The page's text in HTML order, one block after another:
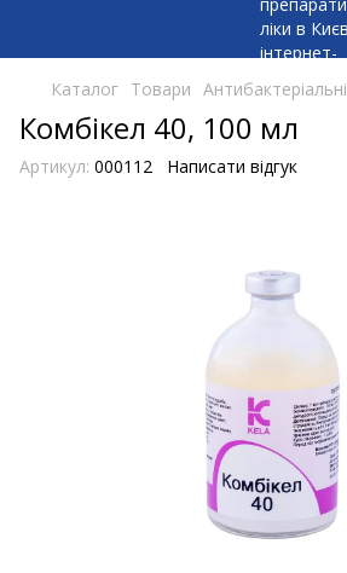
Каталог Товари Антибактеріальні
Комбікел 40, 100 мл
Артикул: 000112 Написати відгук